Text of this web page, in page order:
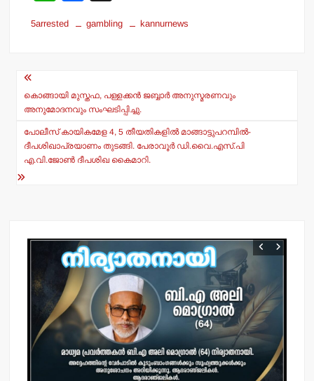
at
p
p
c
o
o
k
5arrested gambling kannurnews
Post
navigation
കൊങ്ങായി മുസ്തഫ, പള്ളക്കന്‍ ജബ്ബാര്‍ അനുസ്മരണവും
അനുമോദനവും സംഘടിപ്പിച്ചു.
പോലീസ് കായികമേള 4, 5 തീയതികളില്‍ മാങ്ങാട്ടുപറമ്പില്‍-
ദീപശിഖാപ്രയാണം തുടങ്ങി. പേരാവൂര്‍ ഡി.വൈ.എസ്.പി
എ.വി.ജോണ്‍ ദീപശിഖ കൈമാറി.